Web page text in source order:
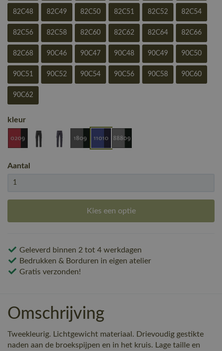
82C48 82C49 82C50 82C51 82C52 82C54
82C56 82C58 82C60 82C62 82C64 82C66
82C68 90C46 90C47 90C48 90C49 90C50
90C51 90C52 90C54 90C56 90C58 90C60
90C62
kleur
Aantal
Kies een optie
Geleverd binnen 2 tot 4 werkdagen
Bedrukken & Borduren in eigen atelier
Gratis verzonden!
Omschrijving
Tweekleurig. Lichtgewicht materiaal. Drievoudig gestikte
naden aan de broekspijpen en in het kruis. Lage taille en